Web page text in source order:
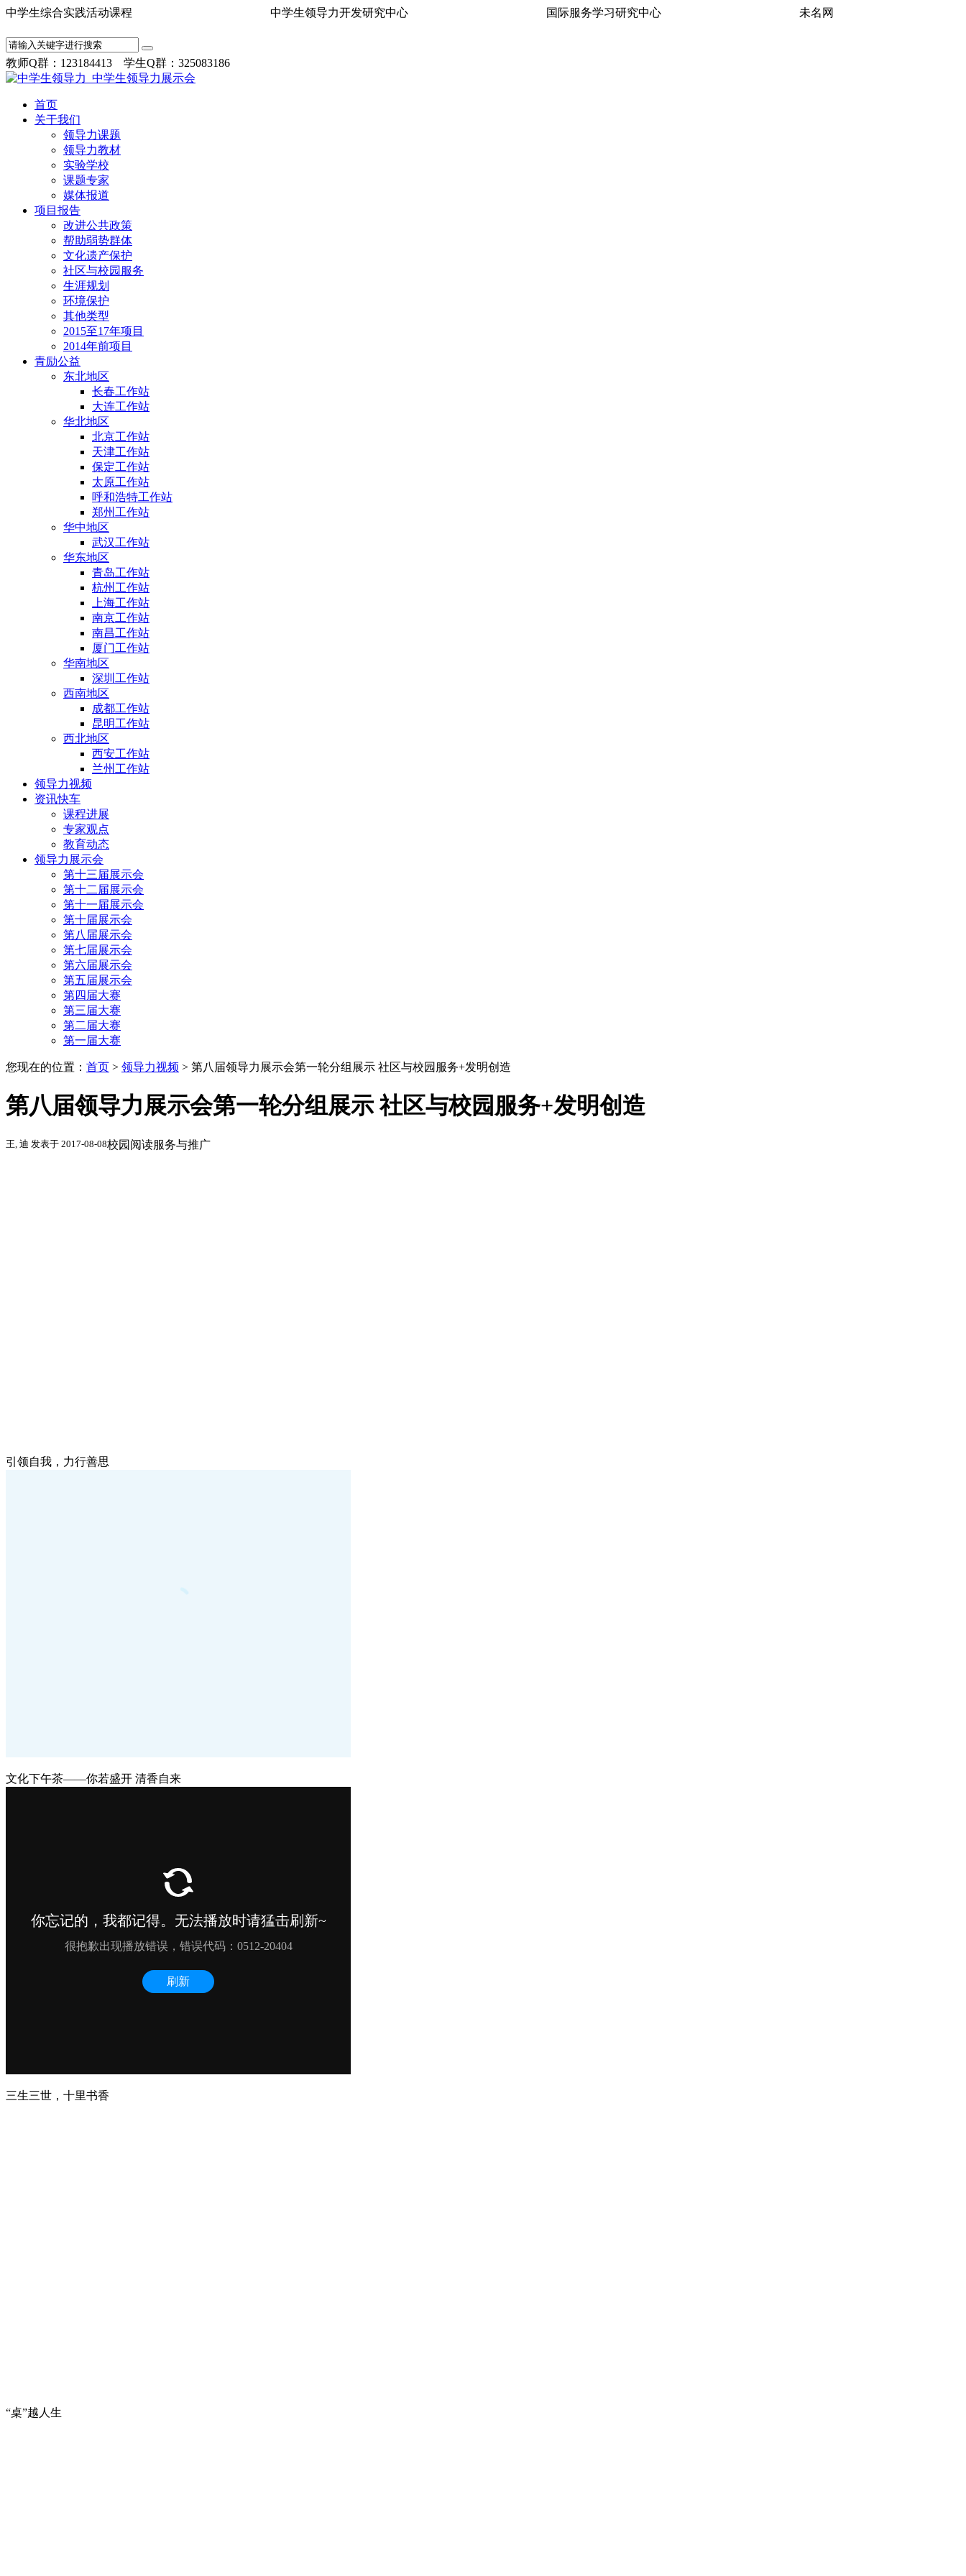
中学生综合实践活动课程 中学生领导力开发研究中心 国际服务学习研究中心 未名网
教师Q群：123184413 学生Q群：325083186
首页
关于我们
领导力课题
领导力教材
实验学校
课题专家
媒体报道
项目报告
改进公共政策
帮助弱势群体
文化遗产保护
社区与校园服务
生涯规划
环境保护
其他类型
2015至17年项目
2014年前项目
青励公益
东北地区
长春工作站
大连工作站
华北地区
北京工作站
天津工作站
保定工作站
太原工作站
呼和浩特工作站
郑州工作站
华中地区
武汉工作站
华东地区
青岛工作站
杭州工作站
上海工作站
南京工作站
南昌工作站
厦门工作站
华南地区
深圳工作站
西南地区
成都工作站
昆明工作站
西北地区
西安工作站
兰州工作站
领导力视频
资讯快车
课程进展
专家观点
教育动态
领导力展示会
第十三届展示会
第十二届展示会
第十一届展示会
第十届展示会
第八届展示会
第七届展示会
第六届展示会
第五届展示会
第四届大赛
第三届大赛
第二届大赛
第一届大赛
您现在的位置： 首页 > 领导力视频 > 第八届领导力展示会第一轮分组展示 社区与校园服务+发明创造
第八届领导力展示会第一轮分组展示 社区与校园服务+发明创造
王, 迪 发表于 2017-08-08校园阅读服务与推广
引领自我，力行善思
文化下午茶——你若盛开 清香自来
三生三世，十里书香
“桌”越人生